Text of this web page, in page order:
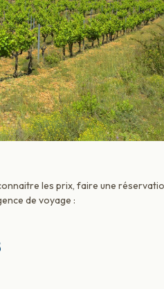
les prix, faire une
de voyage :